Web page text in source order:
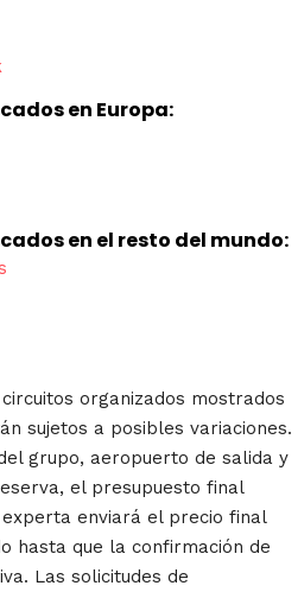
en Europa:
en el resto del mundo:
organizados mostrados
sujetos a posibles variaciones.
grupo, aeropuerto de salida y
el presupuesto final
enviará el precio final
hasta que la confirmación de
Las solicitudes de